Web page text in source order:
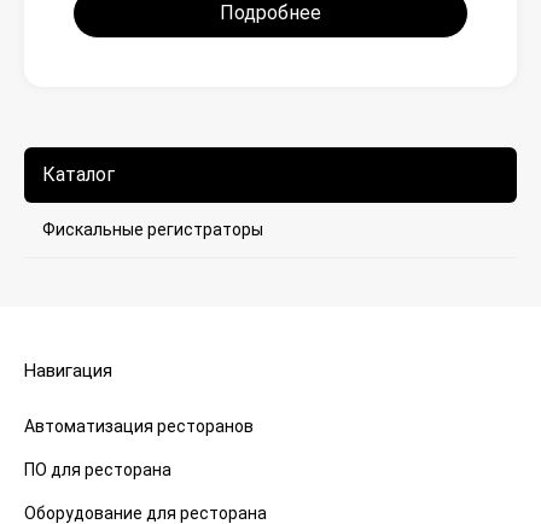
Каталог
Фискальные регистраторы
Подробнее
Навигация
Автоматизация ресторанов
ПО для ресторана
Оборудование для ресторана